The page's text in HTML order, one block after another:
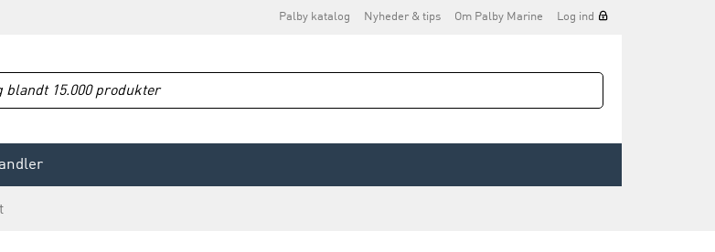
Palby katalog Nyheder & tips Om Palby Marine Log ind